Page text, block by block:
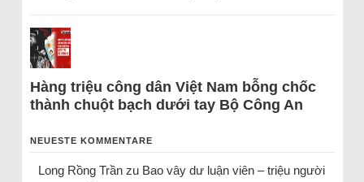
Hàng triệu công dân Việt Nam bỗng chốc
thành chuột bạch dưới tay Bộ Công An
NEUESTE KOMMENTARE
Long Rồng Trầnzu Bao vây dư luận viên – triệu người